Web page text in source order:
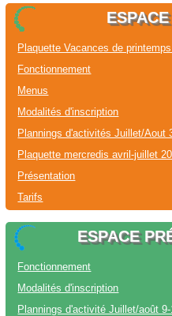
Plaquette Vacances de
Fonctionnement
Menus
Modalités d'inscription
Plannings d'activités Juillet/Aout
Plaquette mercredis avril-juillet
Présentation
Tarifs
ESPACE
Fonctionnement
Modalités d'inscription
Plannings d'activité Juillet/août